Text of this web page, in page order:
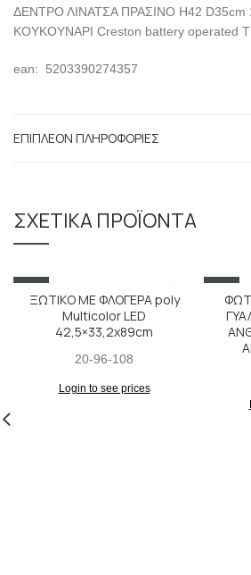
ΔΕΝΤΡΟ ΛΙΝΑΤΣΑ ΠΡΑΣΙΝΟ H42 D35cm
ΚΟΥΚΟΥΝΑΡΙ Creston battery operated
ean: 5203390274357
ΕΠΙΠΛΈΟΝ ΠΛΗΡΟΦΟΡΊΕΣ
ΣΧΕΤΙΚΆ ΠΡΟΪΌΝΤΑ
SALE
ΞΩΤΙΚΟ ΜΕ ΦΛΟΓΕΡΑ poly
Multicolor LED
42,5×33,2x89cm
20-96-108
Login to see prices
SALE